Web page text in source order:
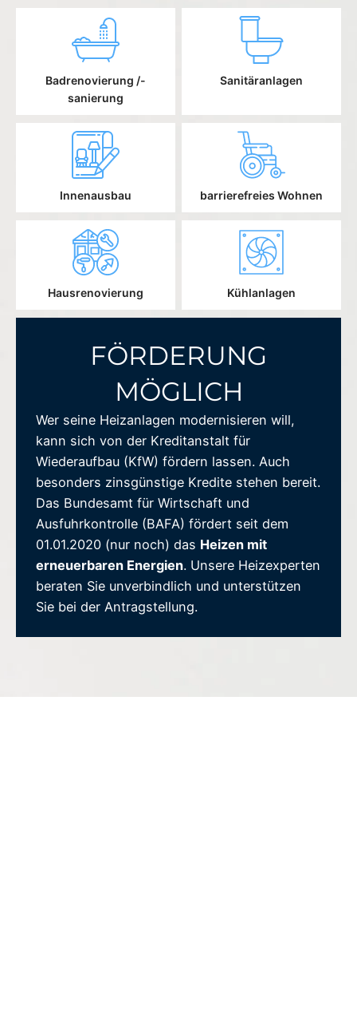
Badrenovierung /-
sanierung
Sanitäranlagen
Innenausbau barrierefreies Wohnen
Hausrenovierung Kühlanlagen
FÖRDERUNG
MÖGLICH
Wer seine Heizanlagen modernisieren will,
kann sich von der Kreditanstalt für
Wiederaufbau (KfW) fördern lassen. Auch
besonders zinsgünstige Kredite stehen bereit.
Das Bundesamt für Wirtschaft und
Ausfuhrkontrolle (BAFA) fördert seit dem
01.01.2020 (nur noch) das Heizen mit
erneuerbaren Energien. Unsere Heizexperten
beraten Sie unverbindlich und unterstützen
Sie bei der Antragstellung.